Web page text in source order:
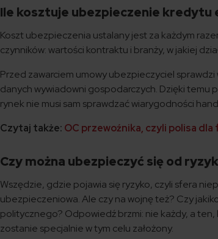
Ile kosztuje ubezpieczenie kredytu
Koszt ubezpieczenia ustalany jest za każdym
czynników: wartości kontraktu i branży, w jakiej
Przed zawarciem umowy ubezpieczyciel
danych wywiadowni gospodarczych. Dzięki temu
rynek nie musi sam sprawdzać wiarygodności
Czytaj także: OC przewoźnika, czyli polisa
Czy można ubezpieczyć się od
Wszędzie, gdzie pojawia się ryzyko, czyli sfera
ubezpieczeniowa. Ale czy na wojnę też? Czy
politycznego? Odpowiedź brzmi: nie każdy, a
zostanie specjalnie w tym celu założony.